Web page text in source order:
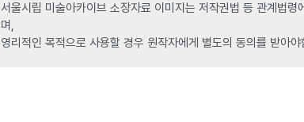
서울시립 미술아카이브 소장자료 이미지는 저작권법 등 관계법
며,
영리적인 목적으로 사용할 경우 원작자에게 별도의 동의를 받아